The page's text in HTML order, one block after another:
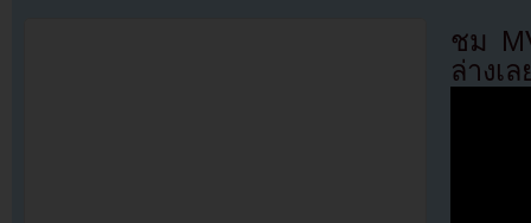
ชม
ล่างเล